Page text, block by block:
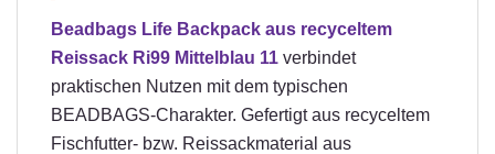
Beadbags Life Backpack aus recyceltem
Reissack Ri99 Mittelblau 11 verbindet
praktischen Nutzen mit dem typischen
BEADBAGS-Charakter. Gefertigt aus recyceltem
Fischfutter- bzw. Reissackmaterial aus